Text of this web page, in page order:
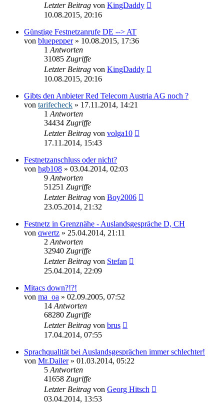
Letzter Beitrag von KingDaddy
10.08.2015, 20:16
Günstige Festnetzanrufe DE --> AT
von bluepepper» 10.08.2015, 17:36
1 Antworten
31085 Zugriffe
Letzter Beitrag von KingDaddy
10.08.2015, 20:16
Gibts den Anbieter Red Telecom Austria AG noch ?
von tarifecheck » 17.11.2014, 14:21
1 Antworten
34434 Zugriffe
Letzter Beitrag von volga10
17.11.2014, 15:43
Festnetzanschluss oder nicht?
von hgb108 » 03.04.2014, 02:03
9 Antworten
51251 Zugriffe
Letzter Beitrag von Boy2006
23.05.2014, 21:32
Festnetz in Grenznähe - Auslandsgespräche D, CH
von qwertz » 25.04.2014, 21:11
2 Antworten
32940 Zugriffe
Letzter Beitrag von Stefan
25.04.2014, 22:09
Mitacs down?!?!
von ma_oa » 02.09.2005, 07:52
14 Antworten
68280 Zugriffe
Letzter Beitrag von brus
17.04.2014, 07:55
Sprachqualität bei Auslandsgesprächen immer schlechter!
von Mr.Dailer» 01.03.2014, 05:22
5 Antworten
41658 Zugriffe
Letzter Beitrag von Georg Hitsch
03.04.2014, 13:53